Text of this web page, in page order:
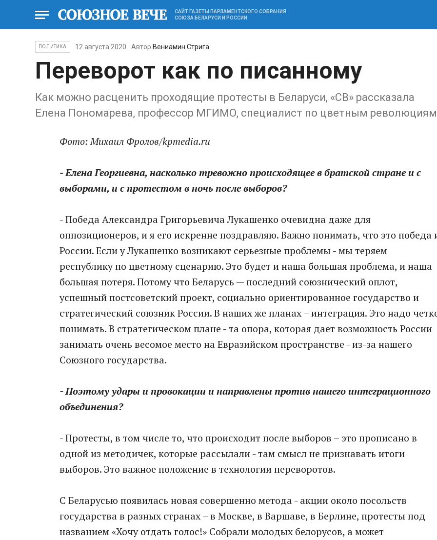
САЙТ ГАЗЕТЫ ПАРЛАМЕНТСКОГО СОБРАНИЯ
СОЮЗА БЕЛАРУСИ И РОССИИ
ПОЛИТИКА 12 августа 2020 Автор Вениамин Стрига
Переворот как по писанному
Как можно расценить проходящие протесты в Беларуси, «СВ» рассказала
Елена Пономарева, профессор МГИМО, специалист по цветным революциям
Фото: Михаил Фролов/kpmedia.ru
- Елена Георгиевна, насколько тревожно происходящее в братской стране и с
выборами, и с протестом в ночь после выборов?
- Победа Александра Григорьевича Лукашенко очевидна даже для
оппозиционеров, и я его искренне поздравляю. Важно понимать, что это победа
России. Если у Лукашенко возникают серьезные проблемы - мы теряем
республику по цветному сценарию. Это будет и наша большая проблема, и наша
большая потеря. Потому что Беларусь — последний союзнический оплот,
успешный постсоветский проект, социально ориентированное государство и
стратегический союзник России. В наших же планах – интеграция. Это надо
понимать. В стратегическом плане - та опора, которая дает возможность России
занимать очень весомое место на Евразийском пространстве - из-за нашего
Союзного государства.
- Поэтому удары и провокации и направлены против нашего интеграционного
объединения?
- Протесты, в том числе то, что происходит после выборов – это прописано в
одной из методичек, которые рассылали - там смысл не признавать итоги
выборов. Это важное положение в технологии переворотов.
С Беларусью появилась новая совершенно метода - акции около посольств
государства в разных странах – в Москве, в Варшаве, в Берлине, протесты под
названием «Хочу отдать голос!» Собрали молодых белорусов, а может